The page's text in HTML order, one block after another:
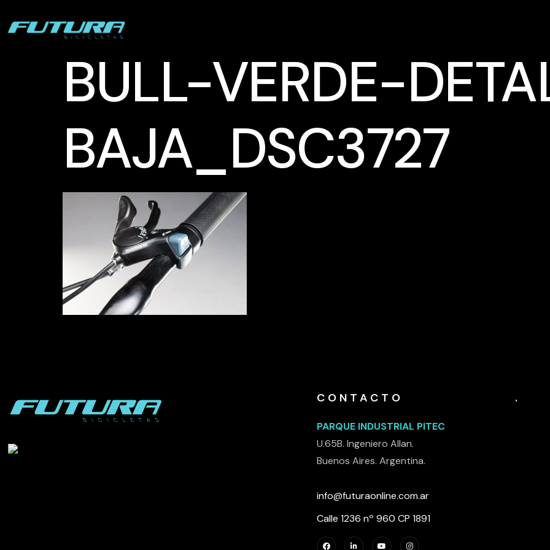
BULL-VERDE-
BAJA_DSC3727
CONTACTO
PARQUE INDUSTRIAL PITEC
U.65B. Ingeniero Allan.
Buenos Aires. Argentina.
info@futuraonline.com.ar
Calle 1236 nº 960 CP 1891
.